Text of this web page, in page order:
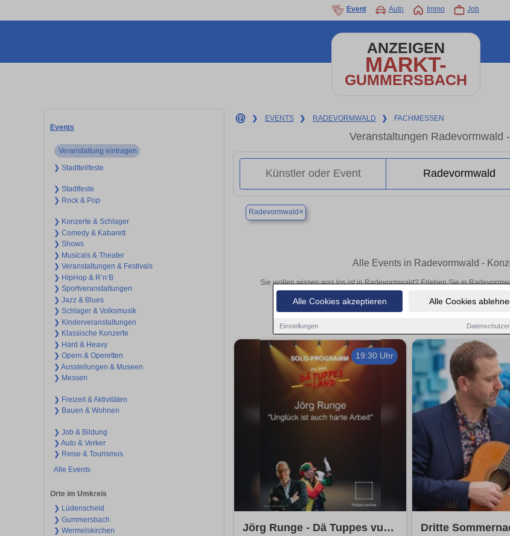
Alle Cookies akzeptieren Alle Cookies
Einstellungen
Event Auto Immo Job
ANZEIGEN
MARKT-
GUMMERSBACH
Events
Veranstaltung eintragen
❯ Stadtteilfeste
❯ Stadtfeste
❯ Rock & Pop
❯ Konzerte & Schlager
❯ Comedy & Kabarett
❯ Shows
❯ Musicals & Theater
❯ Veranstaltungen & Festivals
❯ HipHop & R’n‘B
❯ Sportveranstaltungen
❯ Jazz & Blues
❯ Schlager & Volksmusik
❯ Kinderveranstaltungen
❯ Klassische Konzerte
❯ Hard & Heavy
❯ Opern & Operetten
❯ Ausstellungen & Museen
❯ Messen
❯ Freizeit & Aktivitäten
❯ Bauen & Wohnen
❯ Job & Bildung
❯ Auto & Verker
❯ Reise & Tourismus
Alle Events
Orte im Umkreis
❯ Lüdenscheid
❯ Gummersbach
❯ Wermelskirchen
❯ EVENTS ❯ RADEVORMWALD ❯ FACHMESSEN
Veranstaltungen Radevormwald
Radevormwald ×
Alle Events in Radevormwald -
Sie wollen wissen was los ist in Radevormwald? Erleben Sie in
Theateraufführungen oder aufregende Veranstaltungen in
19:30 Uhr
Jörg Runge - Dä Tuppes vum
Dritte